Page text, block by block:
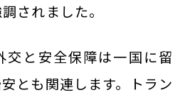
されました。
交と安全保障は一国に留
とも関連します。トラン